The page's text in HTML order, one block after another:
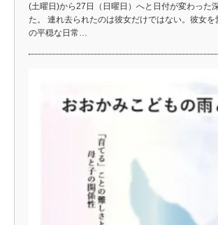
(土曜日)から27日（日曜日）へと日付が変わった
た。 連れ去られたのは彼女だけではない。彼女を
の平穏な日常…